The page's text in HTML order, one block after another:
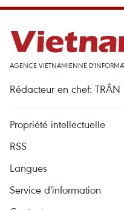
AGENCE VIETNAMIENNE
Rédacteur en chef: TRÂN
Propriété intellectuelle
RSS
Langues
Service d'information